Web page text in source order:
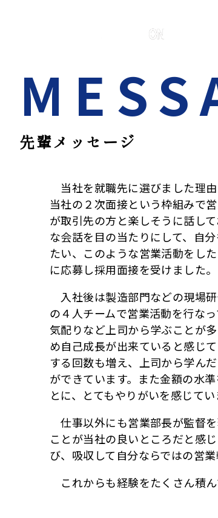
先輩メッセージ
当社を就職先に選びました理由
当社の２次面接という枠組みで
が取引先の方と楽しそうに話し
な会話を目の当たりにして、自
たい、このような営業活動をし
に応募し採用面接を受けました。
入社後は製造部門などの現場
の４人チームで営業活動を行な
気配りなど上司から学ぶことが
め自己成長が出来ていると感じ
する回数も増え、上司から学ん
ができています。また金額の水
とに、とてもやりがいを感じてい
仕事以外にも営業部長が監督
ことが当社の良いところだと感
び、吸収して自分ならではの営業
これからも経験をたくさん積ん